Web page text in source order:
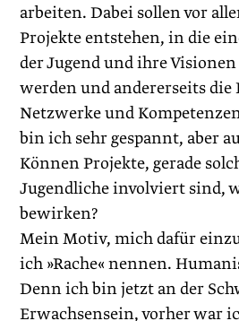
arbeiten. Dabei sollen vor
Projekte entstehen, in die
der Jugend und ihre
werden und andererseits die
Netzwerke und
bin ich sehr gespannt, aber
Können Projekte, gerade
Jugendliche involviert sind,
bewirken?
Mein Motiv, mich dafür
ich »Rache« nennen.
Denn ich bin jetzt an der
Erwachsensein, vorher war